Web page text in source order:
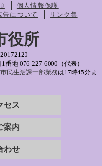
個人情報保護
告について リンク集
役所
1番地 076-227-6000（代表）
市民生活課一部業務は17時45分ま
セス
案内
わせ